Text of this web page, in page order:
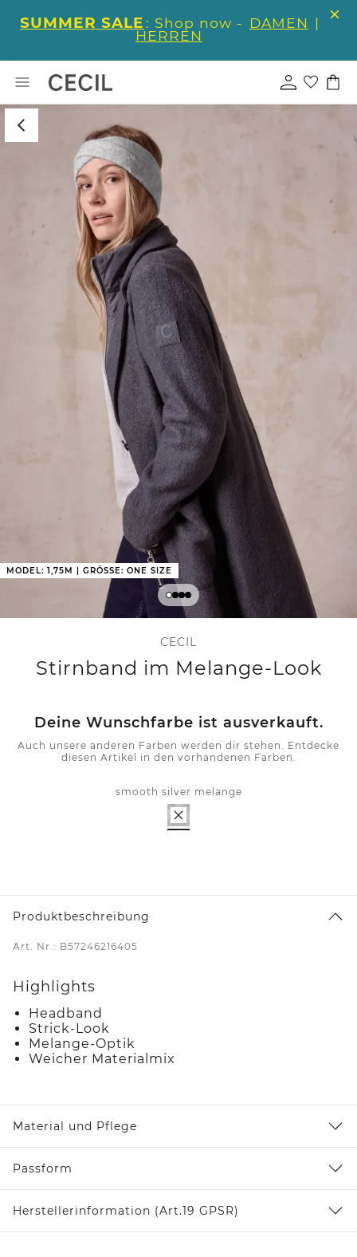
SUMMER SALE : Shop now - DAMEN |
HERREN
MODEL: 1,75M | GRÖSSE: ONE SIZE
CECIL
Stirnband im Melange-Look
Deine Wunschfarbe ist ausverkauft.
Auch unsere anderen Farben werden dir stehen. Entdecke
diesen Artikel in den vorhandenen Farben.
smooth silver melange
Produktbeschreibung
Art. Nr.: B57246216405
Highlights
Headband
Strick-Look
Melange-Optik
Weicher Materialmix
Material und Pflege
Passform
Herstellerinformation (Art.19 GPSR)